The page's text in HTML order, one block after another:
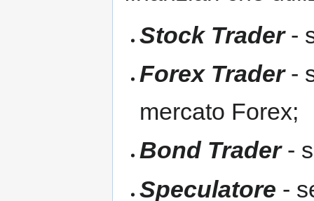
Stock Trader-
Forex Trader-
mercato Forex;
Bond Trader-
Speculatore -